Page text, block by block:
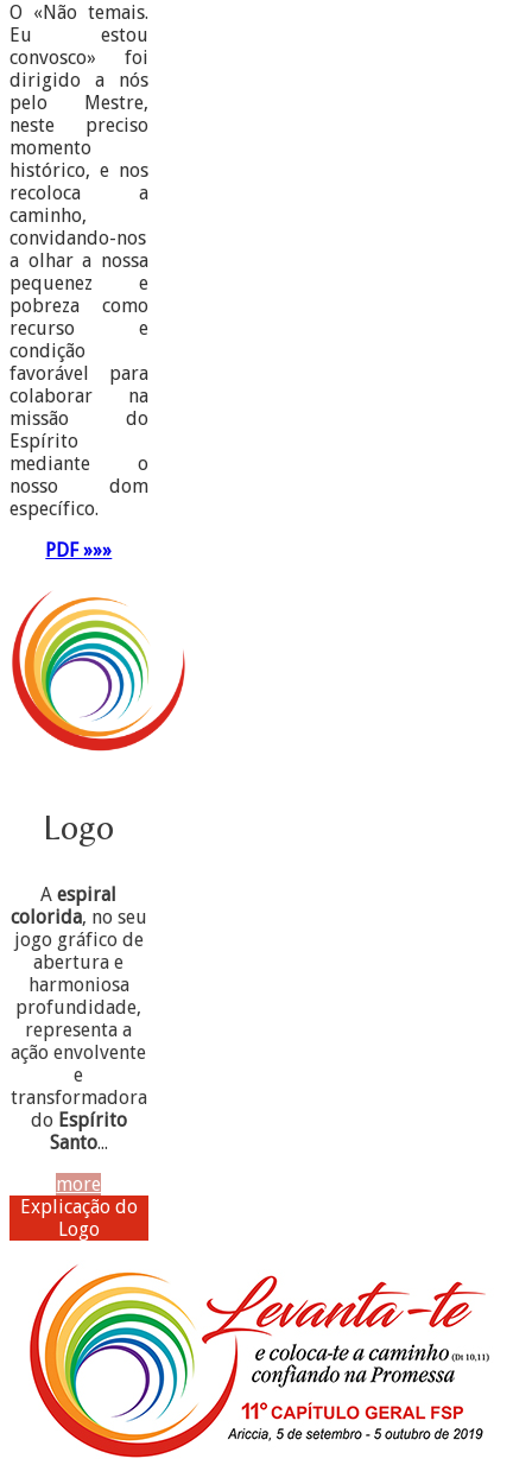
O «Não temais.
Eu estou
convosco» foi
dirigido a nós
pelo Mestre,
neste preciso
momento
histórico, e nos
recoloca a
caminho,
convidando-nos
a olhar a nossa
pequenez e
pobreza como
recurso e
condição
favorável para
colaborar na
missão do
Espírito
mediante o
nosso dom
específico.
PDF »»»
Logo
Aespiral
colorida, no seu
jogo gráfico de
abertura e
harmoniosa
profundidade,
representa a
ação envolvente
e
transformadora
do Espírito
Santo...
more
Explicação do
Logo